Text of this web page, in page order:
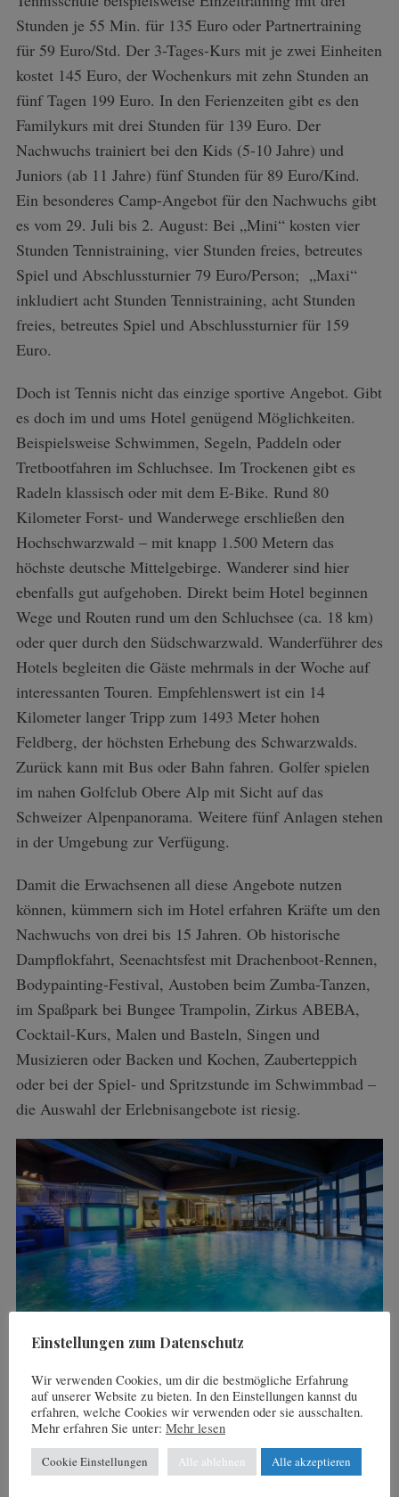
Stunden je 55 Min. für 135 Euro oder Partnertraining
für 59 Euro/Std. Der 3-Tages-Kurs mit je zwei Einheiten
kostet 145 Euro, der Wochenkurs mit zehn Stunden an
fünf Tagen 199 Euro. In den Ferienzeiten gibt es den
Familykurs mit drei Stunden für 139 Euro. Der
Nachwuchs trainiert bei den Kids (5-10 Jahre) und
Juniors (ab 11 Jahre) fünf Stunden für 89 Euro/Kind.
Ein besonderes Camp-Angebot für den Nachwuchs gibt
es vom 29. Juli bis 2. August: Bei „Mini“ kosten vier
Stunden Tennistraining, vier Stunden freies, betreutes
Spiel und Abschlussturnier 79 Euro/Person; „Maxi“
inkludiert acht Stunden Tennistraining, acht Stunden
freies, betreutes Spiel und Abschlussturnier für 159
Euro.
Doch ist Tennis nicht das einzige sportive Angebot. Gibt
es doch im und ums Hotel genügend Möglichkei­ten.
Beispielsweise Schwimmen, Segeln, Paddeln oder
Tretbootfahren im Schluchsee. Im Trockenen gibt es
Radeln klassisch oder mit dem E-Bike. Rund 80
Kilometer Forst- und Wanderwege erschließen den
Hochschwarzwald – mit knapp 1.500 Metern das
höchste deutsche Mittelgebirge. Wanderer sind hier
ebenfalls gut aufgehoben. Direkt beim Hotel beginnen
Wege und Routen rund um den Schluchsee (ca. 18 km)
oder quer durch den Südschwarzwald. Wanderführer des
Hotels begleiten die Gäste mehrmals in der Woche auf
interessanten Touren. Empfehlenswert ist ein 14
Kilometer langer Tripp zum 1493 Meter hohen
Feldberg, der höchsten Erhebung des Schwarzwalds.
Zurück kann mit Bus oder Bahn fahren. Golfer spielen
im nahen Golfclub Obere Alp mit Sicht auf das
Schweizer Alpenpanorama. Weitere fünf Anlagen stehen
in der Umgebung zur Verfügung.
Damit die Erwachsenen all diese Angebote nutzen
können, kümmern sich im Hotel erfahren Kräfte um den
Nachwuchs von drei bis 15 Jahren. Ob historische
Dampflokfahrt, Seenachtsfest mit Drachenboot-Rennen,
Bodypainting-Festival, Austoben beim Zumba-Tanzen,
im Spaßpark bei Bungee Trampolin, Zirkus ABEBA,
Cocktail-Kurs, Malen und Basteln, Singen und
Musizieren oder Backen und Kochen, Zauberteppich
oder bei der Spiel- und Spritzstunde im Schwimmbad –
die Auswahl der Erlebnisangebote ist riesig.
Nach dem Tennistraining bietet das Hallenbad ideale
Entspannung.
Auch für Wissensdurstige gibt es hier einiges zu
entdecken. Etwa den Öko-Bauernhof “Bellihof”, die
Käserei “Hof Till” oder die Rothaus Brauerei.
S
e
r
f
o
r
:
Einstellungen zum Datenschutz
Wir verwenden Cookies, um dir die bestmögliche Erfahrung
auf unserer Website zu bieten. In den Einstellungen kannst du
erfahren, welche Cookies wir verwenden oder sie ausschalten.
Mehr erfahren Sie unter: Mehr lesen
Cookie Einstellungen Alle ablehnen Alle akzeptieren